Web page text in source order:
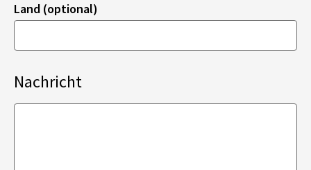
Land (optional)
Nachricht